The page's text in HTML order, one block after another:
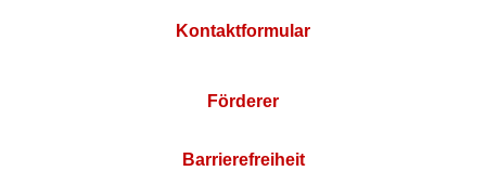
Kontaktformular
Förderer
Barrierefreiheit